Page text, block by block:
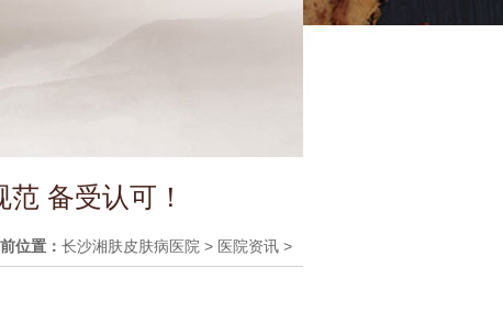
备受认可！
位置： 长沙湘肤皮肤病医院 > 医院资讯 >